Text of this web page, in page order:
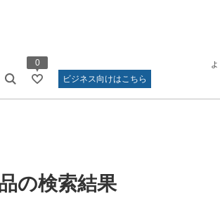
0
ビジネス向けはこちら
の検索結果